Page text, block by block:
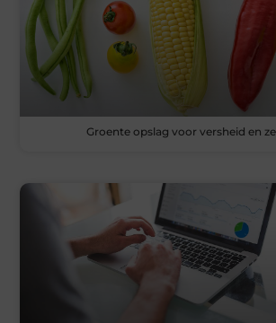
Groente opslag voor versheid en